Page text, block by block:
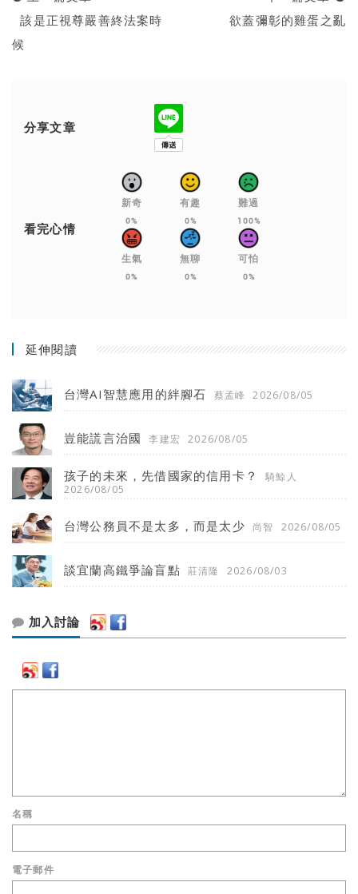
該是正視尊嚴善終法案時
候
欲蓋彌彰的雞蛋之亂
分享文章
看完心情
新奇
0%
有趣
0%
難過
100%
生氣
0%
無聊
0%
可怕
0%
延伸閱讀
台灣AI智慧應用的絆腳石 蔡孟峰 2026/08/05
豈能謊言治國 李建宏 2026/08/05
孩子的未來，先借國家的信用卡？
騎鯨人
2026/08/05
台灣公務員不是太多，而是太少 尚智 2026/08/05
談宜蘭高鐵爭論盲點 莊清隆 2026/08/03
加入討論
名稱
電子郵件